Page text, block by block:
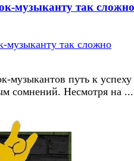
музыканту так сложно
музыкантов путь к успеху
сомнений. Несмотря на ...